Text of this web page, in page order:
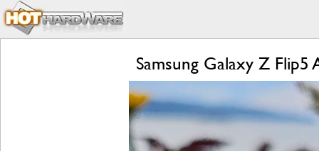
Samsung Galaxy Z Flip5